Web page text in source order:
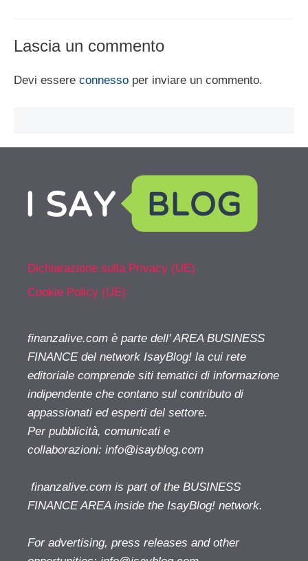
Lascia un commento
Devi essere connesso per inviare un commento.
Dichiarazione sulla Privacy (UE)
Cookie Policy (UE)
finanzalive.com è parte dell' AREA BUSINESS
FINANCE del network IsayBlog! la cui rete
editoriale comprende siti tematici di informazione
indipendente che contano sul contributo di
appassionati ed esperti del settore.
Per pubblicità, comunicati e
collaborazioni: info@isayblog.com
finanzalive.com is part of the BUSINESS
FINANCE AREA inside the IsayBlog! network.
For advertising, press releases and other